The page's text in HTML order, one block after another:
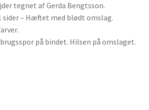
tegnet af Gerda Bengtsson.
sider – Hæftet med blødt omslag.
på bindet. Hilsen på omslaget.